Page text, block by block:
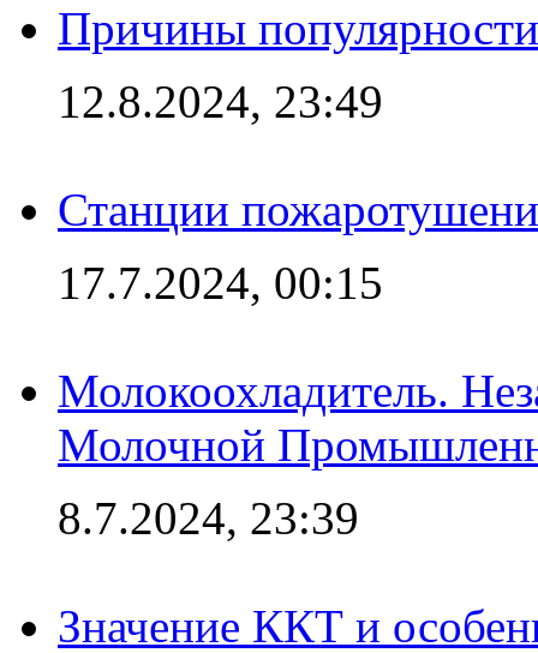
Причины
12.8.2024, 23:49
Станции
17.7.2024, 00:15
Молокоохладитель.
Молочной
8.7.2024, 23:39
Значение ККТ и